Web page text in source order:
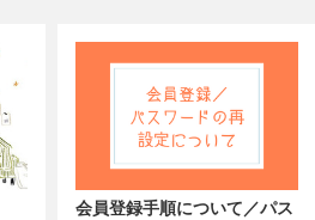
会員登録手順について／パス